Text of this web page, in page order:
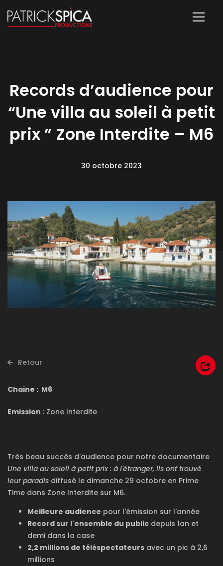
Records d’audience pour
“Une villa au soleil à petit
prix ” Zone Interdite – M6
30 octobre 2023
Retour
Chaine : M6
Emission : Zone Interdite
Très beau succès d'audience pour notre documentaire
Une villa au soleil à petit prix : à l'étranger, ils ont trouvé
leur paradis diffusé le dimanche 29 octobre en Prime
Time dans Zone Interdite sur M6.
Meilleure audience pour l'émission sur l'année
Record sur l'ensemble du public depuis 1an et
demi dans la case
2,2 millions de téléspectateurs avec un pic à 2,6
millions